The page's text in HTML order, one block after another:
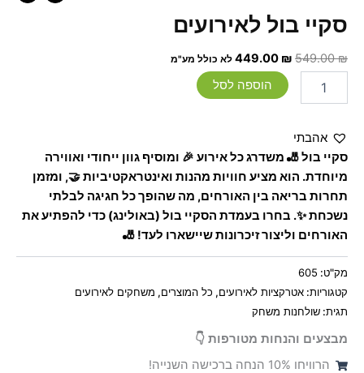
סקיי בול לאירועים
549.00₪
449.00 ₪ לא כולל מע"מ
הוספה לסל
אהבתי
סקיי בול 🎳 משדרג כל אירוע 🎉 ומוסיף גוון ייחודי ואווירה
מיוחדת. הוא מציע חוויות מהנות ואינטראקטיביות 🤝, ומזמן
תחרות בריאה בין האורחים, מה שהופך כל חגיגה לבלתי
נשכחת ✨. בחרו בעמדת הסקיי בול (באולינג) כדי להפתיע את
האורחים וליצור זיכרונות שיישארו לעד! 🎳
מק"ט: 605
קטגוריות: אטרקציות לאירועים, כל המוצרים, משחקים לאירועים
תגית: שולחנות משחק
מבצעים והנחות מטורפות 👇
הרוויחו 10% הנחה ברכישה השנייה!